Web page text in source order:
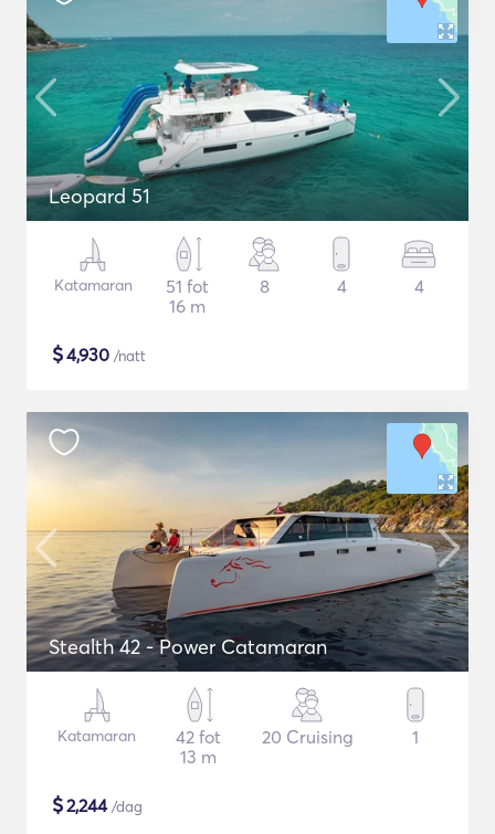
Leopard 51
Katamaran
51 fot
16 m
8 4 4
$4,930 /natt
Stealth 42 - Power Catamaran
Katamaran
42 fot
13 m
20 Cruising 1
$2,244/dag